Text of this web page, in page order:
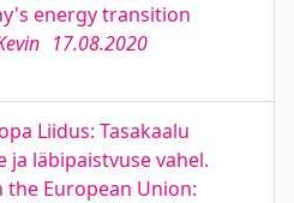
energy transition
17.08.2020
Liidus: Tasakaalu
ja läbipaistvuse vahel.
European Union: